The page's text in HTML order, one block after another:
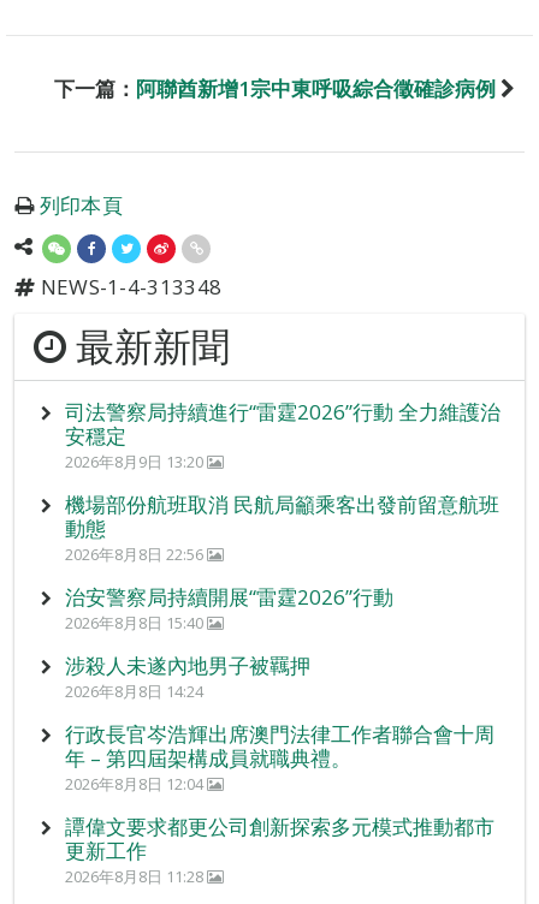
下一篇： 阿聯酋新增1宗中東呼吸綜合徵確診病例
列印本頁
NEWS-1-4-313348
最新新聞
司法警察局持續進行“雷霆2026”行動 全力維護治
安穩定
2026年8月9日 13:20
機場部份航班取消 民航局籲乘客出發前留意航班
動態
2026年8月8日 22:56
治安警察局持續開展“雷霆2026”行動
2026年8月8日 15:40
涉殺人未遂內地男子被羈押
2026年8月8日 14:24
行政長官岑浩輝出席澳門法律工作者聯合會十周
年 – 第四屆架構成員就職典禮。
2026年8月8日 12:04
譚偉文要求都更公司創新探索多元模式推動都市
更新工作
2026年8月8日 11:28